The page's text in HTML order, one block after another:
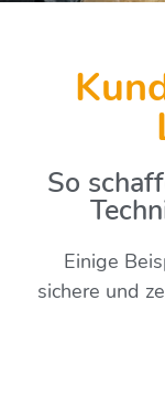
So
Einige
sichere und